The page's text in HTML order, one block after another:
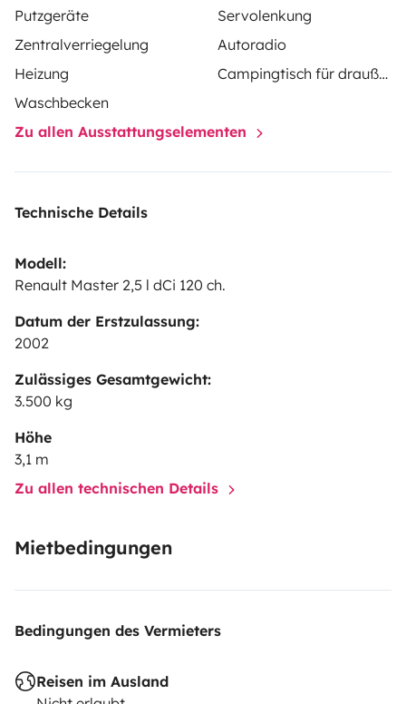
Damien
Putzgeräte
Servolenkung
Zentralverriegelung
Autoradio
Heizung
Campingtisch für draußen
Waschbecken
Zu allen Ausstattungselementen
Technische Details
Modell:
Renault Master 2,5 l dCi 120 ch.
Datum der Erstzulassung:
2002
Zulässiges Gesamtgewicht:
3.500 kg
Höhe
3,1 m
Zu allen technischen Details
Mietbedingungen
Bedingungen des Vermieters
Reisen im Ausland